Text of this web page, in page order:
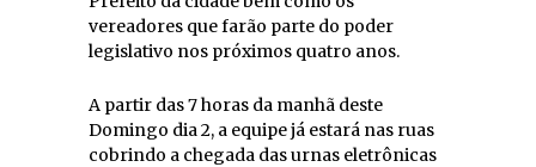
vereadores que farão parte do poder
legislativo nos próximos quatro anos.
A partir das 7 horas da manhã deste
Domingo dia 2, a equipe já estará nas ruas
cobrindo a chegada das urnas eletrônicas